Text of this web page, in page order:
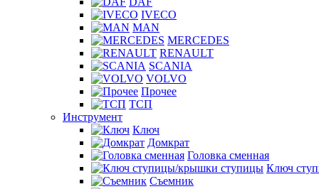
IVECO
MAN
MERCEDES
RENAULT
SCANIA
VOLVO
Прочее
ТСП
Инструмент
Ключ
Домкрат
Головка сменная
Ключ
Съемник